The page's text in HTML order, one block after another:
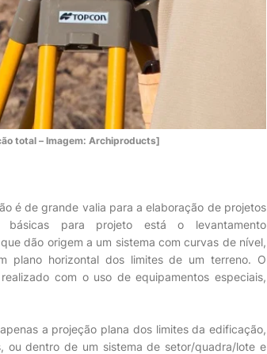
total – Imagem: Archiproducts]
é de grande valia para a elaboração de projetos
básicas para projeto está o levantamento
dão origem a um sistema com curvas de nível,
plano horizontal dos limites de um terreno. O
com o uso de equipamentos especiais,
a projeção plana dos limites da edificação,
ou dentro de um sistema de setor/quadra/lote e